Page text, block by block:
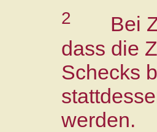
2 Bei
dass die
Schecks
werden.